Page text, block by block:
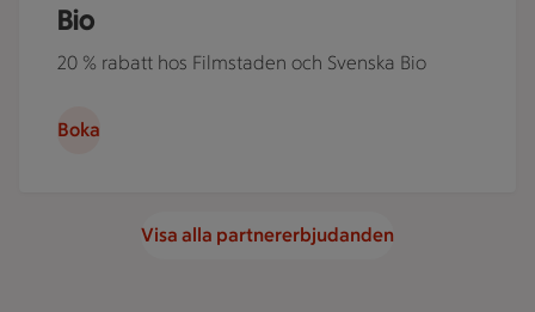
Bio
20 % rabatt hos Filmstaden och Svenska Bio
Boka
Visa alla partnererbjudanden